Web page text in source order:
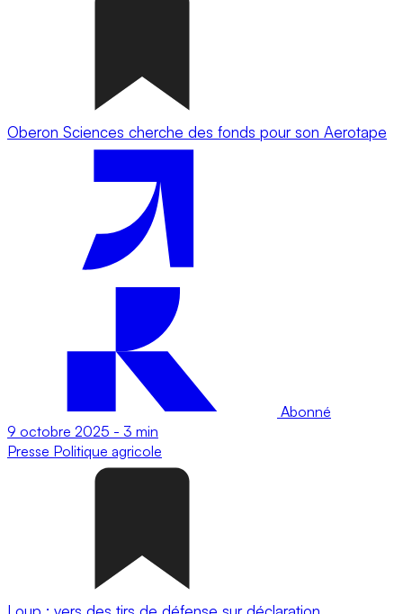
Oberon Sciences cherche des fonds pour son Aerotape
Abonné
9 octobre 2025 - 3 min
Presse Politique agricole